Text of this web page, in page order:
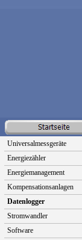
Universalmessgeräte
Energiezähler
Energiemanagement
Kompensationsanlagen
Datenlogger
Stromwandler
Software